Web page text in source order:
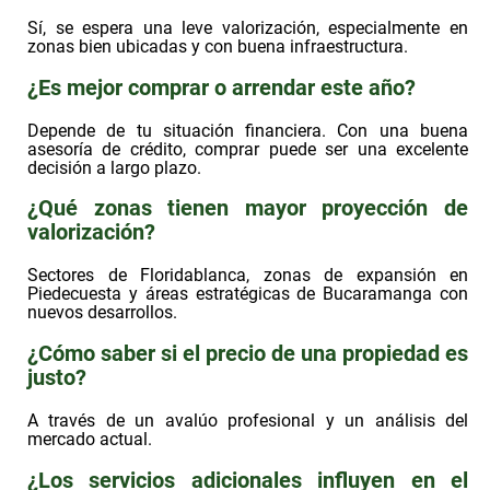
Sí, se espera una leve valorización, especialmente en
zonas bien ubicadas y con buena infraestructura.
¿Es mejor comprar o arrendar este año?
Depende de tu situación financiera. Con una buena
asesoría de crédito, comprar puede ser una excelente
decisión a largo plazo.
¿Qué zonas tienen mayor proyección de
valorización?
Sectores de Floridablanca, zonas de expansión en
Piedecuesta y áreas estratégicas de Bucaramanga con
nuevos desarrollos.
¿Cómo saber si el precio de una propiedad es
justo?
A través de un avalúo profesional y un análisis del
mercado actual.
¿Los servicios adicionales influyen en el